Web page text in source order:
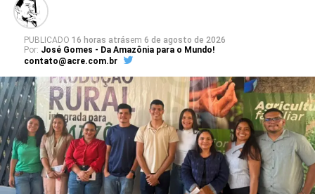
PUBLICADO 16 horas atrásem 6 de agosto de 2026
Por: José Gomes - Da Amazônia para o Mundo!
contato@acre.com.br